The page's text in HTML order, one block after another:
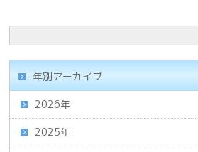
年別アーカイブ
2026年
2025年